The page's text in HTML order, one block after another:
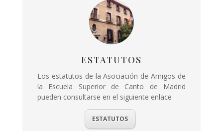
ESTATUTOS
Los estatutos de la Asociación de Amigos de
la Escuela Superior de Canto de Madrid
pueden consultarse en el siguiente enlace
ESTATUTOS